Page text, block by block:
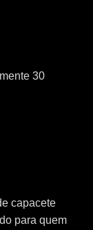
30
capacete
para quem